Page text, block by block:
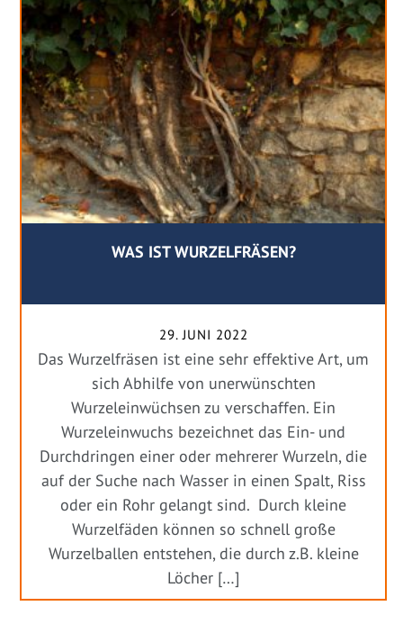
WAS IST WURZELFRÄSEN?
29. JUNI 2022
Das Wurzelfräsen ist eine sehr effektive Art, um
sich Abhilfe von unerwünschten
Wurzeleinwüchsen zu verschaffen. Ein
Wurzeleinwuchs bezeichnet das Ein- und
Durchdringen einer oder mehrerer Wurzeln, die
auf der Suche nach Wasser in einen Spalt, Riss
oder ein Rohr gelangt sind. Durch kleine
Wurzelfäden können so schnell große
Wurzelballen entstehen, die durch z.B. kleine
Löcher […]